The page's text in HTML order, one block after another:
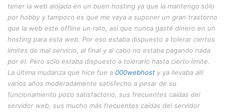
tener la web alojada en un buen hosting ya que la mantengo sólo
por hobby y tampoco es que me vaya a suponer un gran trastorno
que la web este offline un rato, así que nunca gasté dinero en un
hosting para esta web. Por eso estaba dispuesto a tolerar ciertos
límites de mal servicio, al final y al cabo no estaba pagando nada
por él. Pero sólo estaba dispuesto a tolerarlo hasta cierto límite.
La última mudanza que hice fue a 000webhost y ya llevaba allí
varios años moderadamente satisfecho a pesar de su
funcionamiento poco satisfactorio, sus frecuentes caídas del
servidor web, sus mucho más frecuentes caídas del servidor